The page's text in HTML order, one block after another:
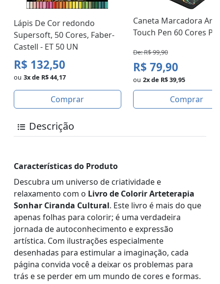
Lápis De Cor redondo
Supersoft, 50 Cores, Faber-
Castell - ET 50 UN
R$ 132,50
ou 3x de R$ 44,17
Comprar
Caneta Marcadora
Touch Pen 60 Cores
De: R$ 99,90
R$ 79,90
ou 2x de R$ 39,95
Comprar
Descrição
Características do Produto
Descubra um universo de criatividade e
relaxamento com o Livro de Colorir Arteterapia
Sonhar Ciranda Cultural. Este livro é mais do que
apenas folhas para colorir; é uma verdadeira
jornada de autoconhecimento e expressão
artística. Com ilustrações especialmente
desenhadas para estimular a imaginação, cada
página convida você a deixar os problemas para
trás e se perder em um mundo de cores e formas.